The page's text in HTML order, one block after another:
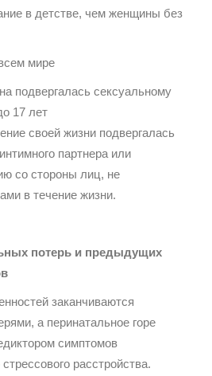
в детстве, чем женщины без
мире
подвергалась сексуальному
17 лет
своей жизни подвергалась
партнера или
со стороны лиц, не
в течение жизни.
потерь и предыдущих
заканчиваются
а перинатальное горе
симптомов
расстройства.